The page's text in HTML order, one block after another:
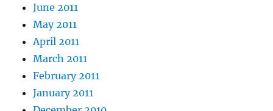
June 2011
May 2011
April 2011
March 2011
February 2011
January 2011